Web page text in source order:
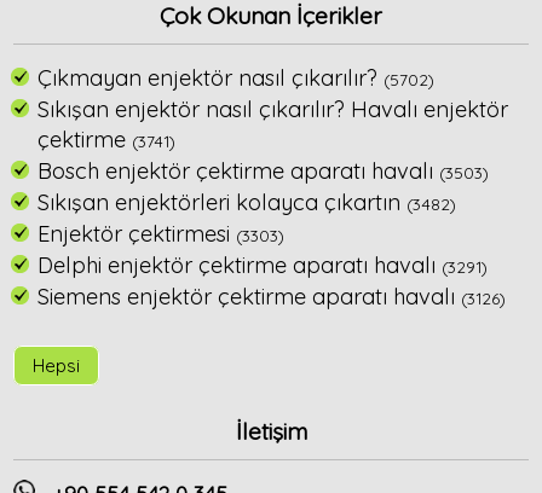
Çok Okunan İçerikler
Çıkmayan enjektör nasıl çıkarılır? (5702)
Sıkışan enjektör nasıl çıkarılır? Havalı enjektör
çektirme (3741)
Bosch enjektör çektirme aparatı havalı (3503)
Sıkışan enjektörleri kolayca çıkartın (3482)
Enjektör çektirmesi (3303)
Delphi enjektör çektirme aparatı havalı (3291)
Siemens enjektör çektirme aparatı havalı (3126)
Hepsi
İletişim